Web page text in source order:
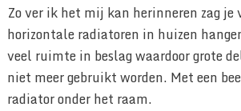
Zo ver ik het mij kan herinneren zag je
horizontale radiatoren in huizen
veel ruimte in beslag waardoor grote
niet meer gebruikt worden. Met een
radiator onder het raam.